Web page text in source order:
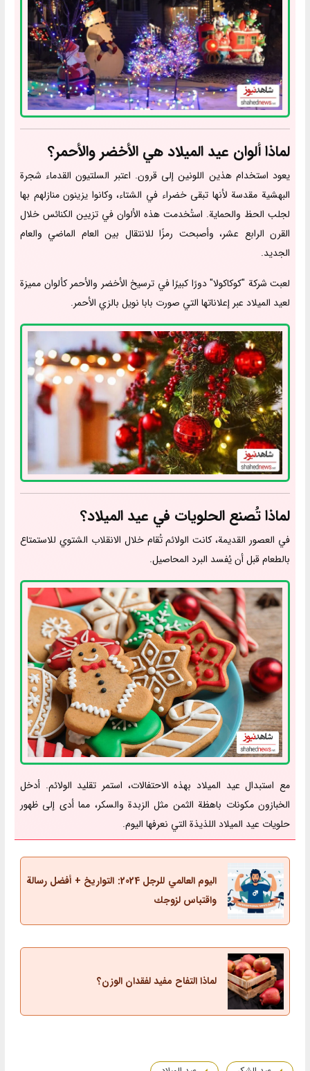
لماذا ألوان عيد الميلاد هي الأخضر والأحمر؟
يعود استخدام هذين اللونين إلى قرون. اعتبر السلتيون القدماء شجرة
البهشية مقدسة لأنها تبقى خضراء في الشتاء، وكانوا يزينون منازلهم بها
لجلب الحظ والحماية. استُخدمت هذه الألوان في تزيين الكنائس خلال
القرن الرابع عشر، وأصبحت رمزًا للانتقال بين العام الماضي والعام
الجديد.
لعبت شركة "كوكاكولا" دورًا كبيرًا في ترسيخ الأخضر والأحمر كألوان مميزة
لعيد الميلاد عبر إعلاناتها التي صورت بابا نويل بالزي الأحمر.
لماذا تُصنع الحلويات في عيد الميلاد؟
في العصور القديمة، كانت الولائم تُقام خلال الانقلاب الشتوي للاستمتاع
بالطعام قبل أن يُفسد البرد المحاصيل.
مع استبدال عيد الميلاد بهذه الاحتفالات، استمر تقليد الولائم. أدخل
الخبازون مكونات باهظة الثمن مثل الزبدة والسكر، مما أدى إلى ظهور
حلويات عيد الميلاد اللذيذة التي نعرفها اليوم.
اليوم العالمي للرجل 2024: التواريخ + أفضل رسالة
واقتباس لزوجك
لماذا التفاح مفيد لفقدان الوزن؟